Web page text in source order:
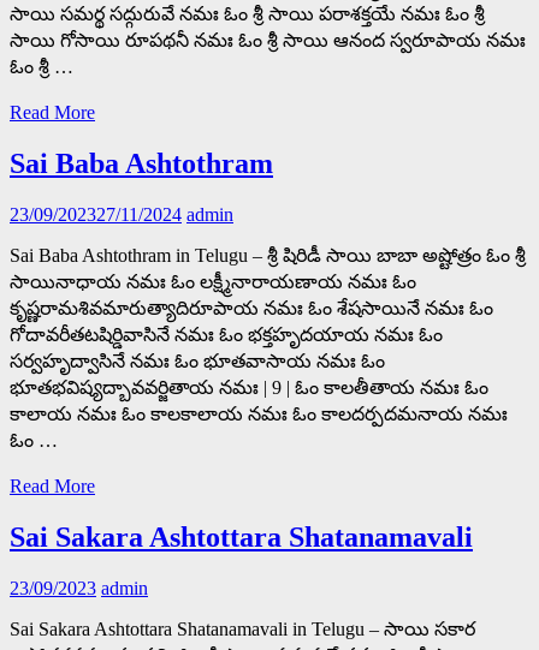
సాయి సమర్థ సద్గురువే నమః ఓం శ్రీ సాయి పరాశక్తయే నమః ఓం శ్రీ
సాయి గోసాయి రూపథనీ నమః ఓం శ్రీ సాయి ఆనంద స్వరూపాయ నమః
ఓం శ్రీ …
Read More
Sai Baba Ashtothram
23/09/202327/11/2024 admin
Sai Baba Ashtothram in Telugu – శ్రీ షిరిడీ సాయి బాబా అష్టోత్రం ఓం శ్రీ
సాయినాధాయ నమః ఓం లక్ష్మీనారాయణాయ నమః ఓం
కృష్ణరామశివమారుత్యాదిరూపాయ నమః ఓం శేషసాయినే నమః ఓం
గోదావరీతటషిర్డివాసినే నమః ఓం భక్తహృదయాయ నమః ఓం
సర్వహృద్వాసినే నమః ఓం భూతవాసాయ నమః ఓం
భూతభవిష్యద్బావవర్జితాయ నమః | 9 | ఓం కాలతీతాయ నమః ఓం
కాలాయ నమః ఓం కాలకాలాయ నమః ఓం కాలదర్పదమనాయ నమః
ఓం …
Read More
Sai Sakara Ashtottara Shatanamavali
23/09/2023 admin
Sai Sakara Ashtottara Shatanamavali in Telugu – సాయి సకార